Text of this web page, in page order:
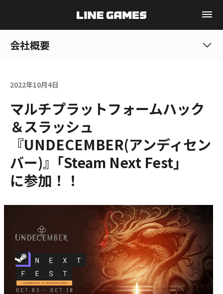
会社概要
2022年10月4日
マルチプラットフォームハック
＆スラッシュ
『UNDECEMBER(アンディセン
バー)』｢Steam Next Fest｣
に参加！！